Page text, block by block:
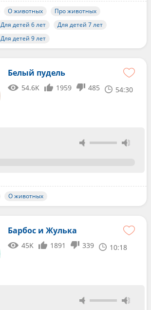
О животных
Про животных
Для детей 6 лет
Для детей 7 лет
Для детей 9 лет
Белый пудель
54.6K 1959 485 54:30
О животных
Барбос и Жулька
45K 1891 339 10:18